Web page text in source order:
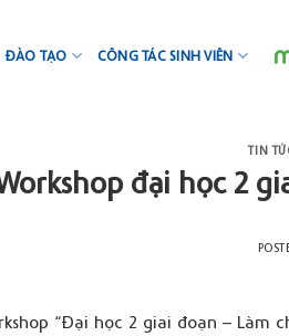
ĐÀO TẠO CÔNG TÁC SINH VIÊN
TIN
đại học 2
“Đại học 2 giai đoạn – Làm